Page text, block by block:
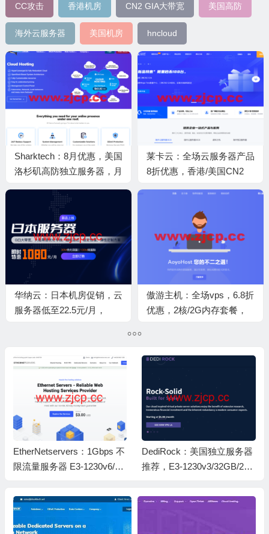
CC攻击 香港机房 CN2 GIA大带宽 美国高防
海外云服务器 美国机房 hncloud
Sharktech：8月优惠，美国
洛杉矶高防独立服务器，月
专用云年付可享5折优惠
莱卡云：全场云服务器产品
8折优惠，香港/美国CN2
华纳云：日本机房促销，云
服务器低至22.5元/月，
傲游主机：全场vps，6.8折
优惠，2核/2G内存套餐，
EtherNetservers：1Gbps 不
限流量服务器 E3-1230v6/16
机房 $65 月付
DediRock：美国独立服务器
推荐，E3-1230v3/32GB/250
洛杉矶纽约机房